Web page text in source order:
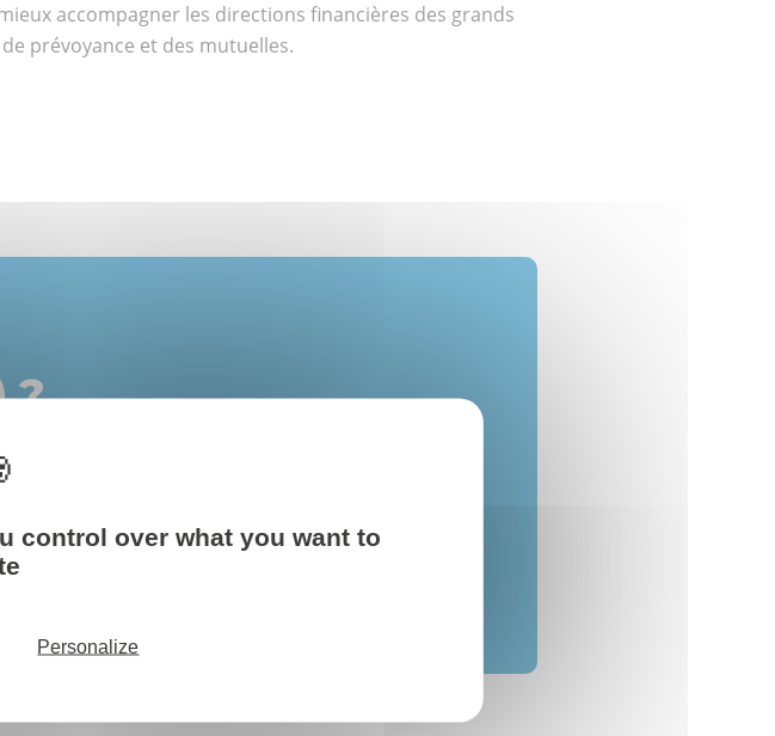
accompagner les directions financières des grands
prévoyance et des mutuelles.
?
control over what you want to
Personalize